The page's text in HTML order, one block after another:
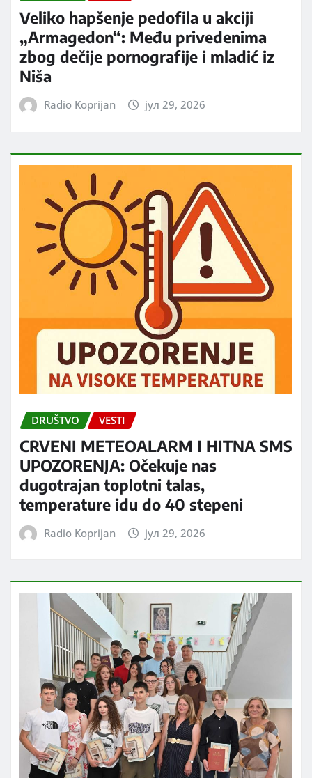
Veliko hapšenje pedofila u akciji
„Armagedon“: Među privedenima
zbog dečije pornografije i mladić iz
Niša
Radio Koprijan јул 29, 2026
DRUŠTVO VESTI
CRVENI METEOALARM I HITNA SMS
UPOZORENJA: Očekuje nas
dugotrajan toplotni talas,
temperature idu do 40 stepeni
Radio Koprijan јул 29, 2026